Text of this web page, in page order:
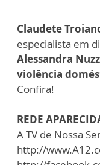
Claudete
especialista em
Alessandra
violência
Confira!
REDE
A TV de Nossa
http://